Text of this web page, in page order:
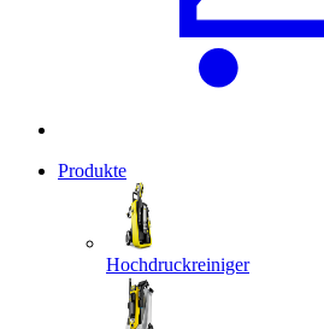
Produkte
Hochdruckreiniger